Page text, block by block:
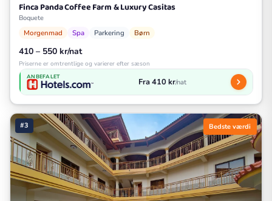
Finca Panda Coffee Farm & Luxury Casitas
Boquete
Morgenmad Spa Parkering Børn
410 – 550 kr/nat
Priserne er omtrentlige og varierer efter sæson
ANBEFALET Fra 410 kr/nat
#3 Bedste værdi